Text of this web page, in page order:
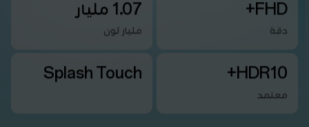
1.07 مليار
مليار لون
FHD+
دقة
Splash Touch HDR10+
معتمد